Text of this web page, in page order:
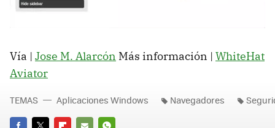
Vía | Jose M. Alarcón Más información | WhiteHat
Aviator
TEMAS Aplicaciones Windows Navegadores